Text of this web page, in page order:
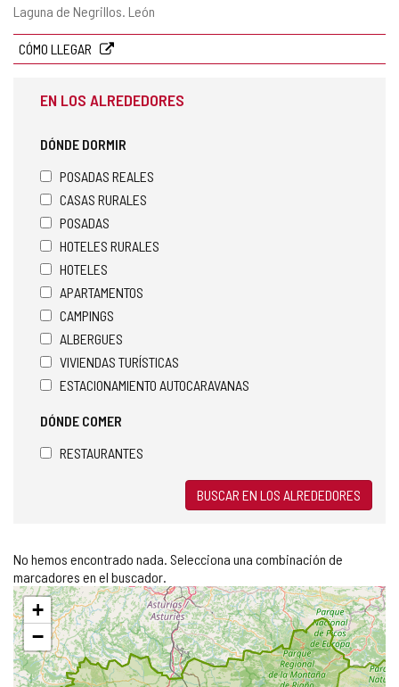
Dirección
Laguna de Negrillos. León
CÓMO LLEGAR
EN LOS ALREDEDORES
DÓNDE DORMIR
POSADAS REALES
CASAS RURALES
POSADAS
HOTELES RURALES
HOTELES
APARTAMENTOS
CAMPINGS
ALBERGUES
VIVIENDAS TURÍSTICAS
ESTACIONAMIENTO AUTOCARAVANAS
DÓNDE COMER
RESTAURANTES
BUSCAR EN LOS ALREDEDORES
No hemos encontrado nada. Selecciona una combinación de
marcadores en el buscador.
Saltar
mapa
+
−